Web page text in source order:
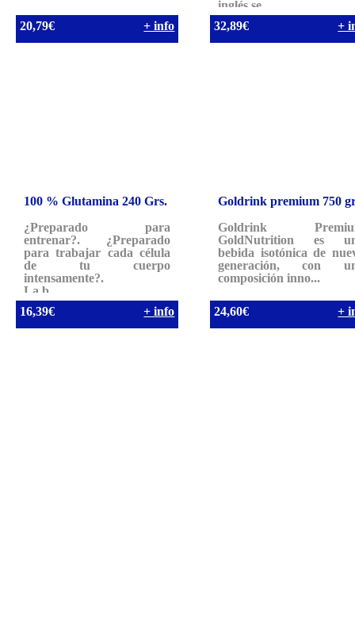
20,79€ + info
inglés se ...
32,89€
+
100 % Glutamina 240 Grs.
¿Preparado para
entrenar?. ¿Preparado
para trabajar cada célula
de tu cuerpo
intensamente?.
La b...
16,39€
+ info
Goldrink premium 750
Goldrink
GoldNutrition es
bebida isotónica de
generación, con
composición inno...
24,60€ +